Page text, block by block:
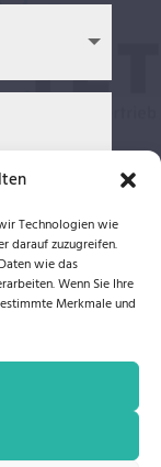
Technologien wie
darauf zuzugreifen.
wie das
Wenn Sie Ihre
Merkmale und